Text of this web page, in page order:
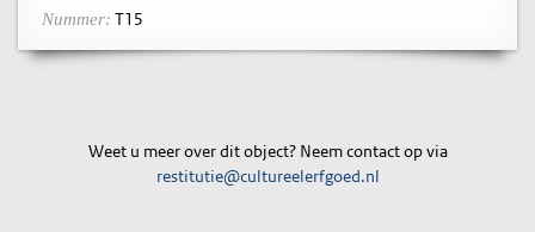
Nummer: T15
Weet u meer over dit object? Neem contact op via
restitutie@cultureelerfgoed.nl